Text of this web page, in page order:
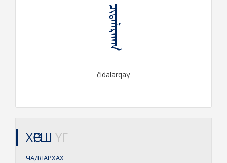
ᠴᠢᠳᠠᠯᠠᠷᠬᠠᠭ
čidalarqaγ
ХӨРШ ҮГ
ЧАДЛАРХАХ